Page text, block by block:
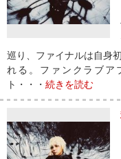
巡り、ファイナルは自身
れる。ファンクラブア
ト・・・ 続きを読む